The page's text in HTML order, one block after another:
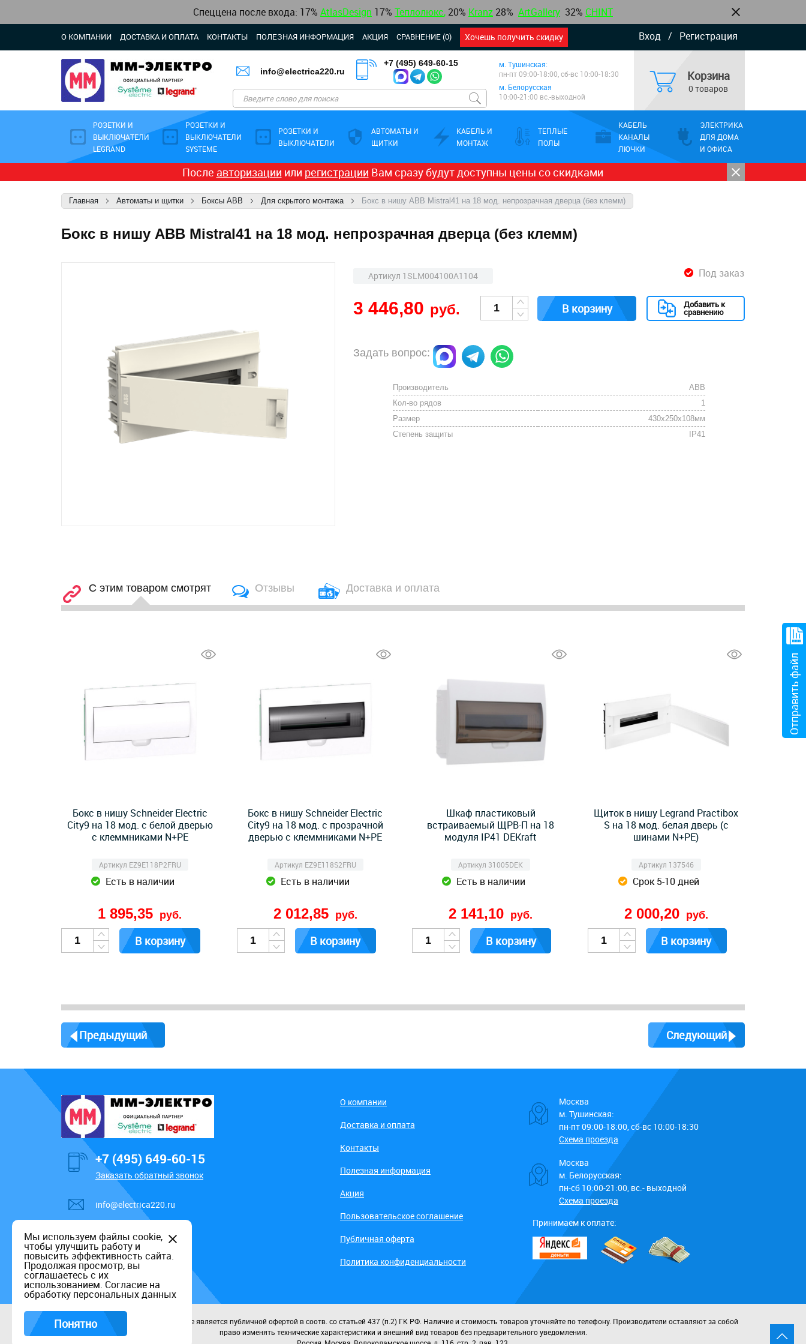
Спеццена после входа: 17% AtlasDesign 17% Теплолюкс, 20% Kranz 28% ArtGallery 32% CHINT
Вход / Регистрация
О КОМПАНИИ ДОСТАВКА И ОПЛАТА КОНТАКТЫ ПОЛЕЗНАЯ ИНФОРМАЦИЯ АКЦИЯ СРАВНЕНИЕ (0) Хочешь получить скидку
info@electrica220.ru
+7 (495) 649-60-15
м. Тушинская:
пн-пт 09:00-18:00, сб-вс 10:00-18:30
м. Белорусская
10:00-21:00 вс.-выходной
Корзина
0 товаров
РОЗЕТКИ И
ВЫКЛЮЧАТЕЛИ
LEGRAND
РОЗЕТКИ И
ВЫКЛЮЧАТЕЛИ
SYSTEME
РОЗЕТКИ И
ВЫКЛЮЧАТЕЛИ
АВТОМАТЫ И
ЩИТКИ
КАБЕЛЬ И
МОНТАЖ
ТЕПЛЫЕ
ПОЛЫ
КАБЕЛЬ
КАНАЛЫ
ЛЮЧКИ
ЭЛЕКТРИКА
ДЛЯ ДОМА
И ОФИСА
После авторизации или регистрации Вам сразу будут доступны цены со скидками
Главная Автоматы и щитки Боксы ABB Для скрытого монтажа Бокс в нишу ABB Mistral41 на 18 мод. непрозрачная дверца (без клемм)
Бокс в нишу ABB Mistral41 на 18 мод. непрозрачная дверца (без клемм)
Под заказ
Артикул 1SLM004100A1104
3 446,80 руб. В корзину Добавить к
сравнению
Задать вопрос:
Производитель
ABB
Кол-во рядов
1
Размер
430x250x108мм
Степень защиты
IP41
С этим товаром смотрят Отзывы Доставка и оплата
Бокс в нишу Schneider Electric
City9 на 18 мод. с белой дверью
с клеммниками N+PE
Артикул EZ9E118P2FRU
Есть в наличии
1 895,35 руб.
В корзину
Бокс в нишу Schneider Electric
City9 на 18 мод. с прозрачной
дверью с клеммниками N+PE
Артикул EZ9E118S2FRU
Есть в наличии
2 012,85 руб.
В корзину
Шкаф пластиковый
встраиваемый ЩРВ-П на 18
модуля IP41 DEKraft
Артикул 31005DEK
Есть в наличии
2 141,10 руб.
В корзину
Щиток в нишу Legrand Practibox
S на 18 мод. белая дверь (с
шинами N+PE)
Артикул 137546
Срок 5-10 дней
2 000,20 руб.
В корзину
Предыдущий Следующий
+7 (495) 649-60-15
Заказать обратный звонок
info@electrica220.ru
О компании
Доставка и оплата
Контакты
Полезная информация
Акция
Пользовательское соглашение
Публичная оферта
Политика конфиденциальности
Москва
м. Тушинская:
пн-пт 09:00-18:00, сб-вс 10:00-18:30
Схема проезда
Москва
м. Белорусская:
пн-сб 10:00-21:00, вс.- выходной
Схема проезда
Принимаем к оплате:
Данный информационный ресурс не является публичной офертой в соотв. со статьей 437 (п.2) ГК РФ. Наличие и стоимость товаров уточняйте по телефону. Производители оставляют за собой
право изменять технические характеристики и внешний вид товаров без предварительного уведомления.
Отправить файл
Мы используем файлы cookie,
чтобы улучшить работу и
повысить эффективность сайта.
Продолжая просмотр, вы
соглашаетесь с их
использованием. Согласие на
обработку персональных данных
Понятно